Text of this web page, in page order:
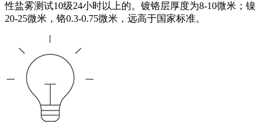
性盐雾测试10级24小时以上的。镀铬层厚度为8-10微米；镍
20-25微米，铬0.3-0.75微米，远高于国家标准。